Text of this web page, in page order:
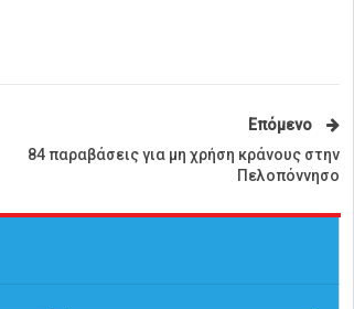
Επόμενο
84 παραβάσεις για μη χρήση κράνους στην
Πελοπόννησο